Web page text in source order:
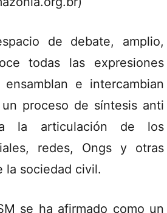
de debate, amplio,
todas las expresiones
e intercambian
proceso de síntesis anti
la articulación de los
redes, Ongs y otras
la sociedad civil.
se ha afirmado como un